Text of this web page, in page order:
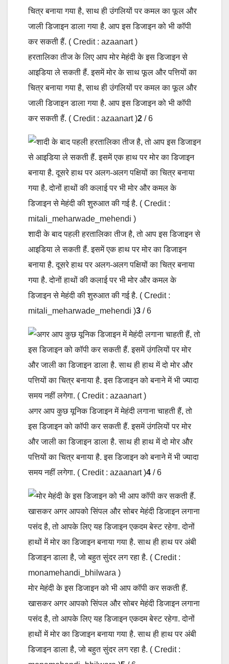
हरतालिका तीज के लिए आप मोर मेहंदी के इस डिजाइन से
आइडिया ले सकती हैं. इसमें मोर के साथ फूल और पत्तियों का
चित्र बनाया गया है, साथ ही उंगलियों पर कमल का फूल और
जाली डिजाइन डाला गया है. आप इस डिजाइन को भी कॉपी
कर सकती हैं. ( Credit : azaanart )2 / 6
शादी के बाद पहली हरतालिका तीज है, तो आप इस डिजाइन से
आइडिया ले सकती हैं. इसमें एक हाथ पर मोर का डिजाइन
बनाया है. दूसरे हाथ पर अलग-अलग पक्षियों का चित्र बनाया
गया है. दोनों हाथों की कलाई पर भी मोर और कमल के
डिजाइन से मेहंदी की शुरुआत की गई है. ( Credit :
mitali_meharwade_mehendi )3 / 6
अगर आप कुछ यूनिक डिजाइन में मेहंदी लगाना चाहती हैं, तो
इस डिजाइन को कॉपी कर सकती हैं. इसमें उंगलियों पर मोर
और जाली का डिजाइन डाला है. साथ ही हाथ में दो मोर और
पत्तियों का चित्र बनाया है. इस डिजाइन को बनाने में भी ज्यादा
समय नहीं लगेगा. ( Credit : azaanart )4 / 6
मोर मेहंदी के इस डिजाइन को भी आप कॉपी कर सकती हैं.
खासकर अगर आपको सिंपल और सोबर मेहंदी डिजाइन लगाना
पसंद है, तो आपके लिए यह डिजाइन एकदम बेस्ट रहेगा. दोनों
हाथों में मोर का डिजाइन बनाया गया है. साथ ही हाथ पर अंबी
डिजाइन डाला है, जो बहुत सुंदर लग रहा है. ( Credit :